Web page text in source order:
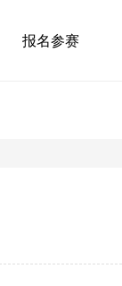
报名参赛